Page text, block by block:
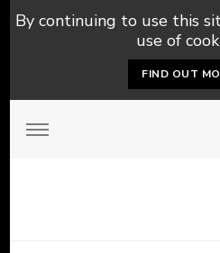
By continuing to use this
use of
FIND OUT